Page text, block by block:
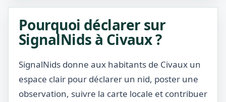
Pourquoi déclarer sur
SignalNids à Civaux ?
SignalNids donne aux habitants de Civaux un
espace clair pour déclarer un nid, poster une
observation, suivre la carte locale et contribuer